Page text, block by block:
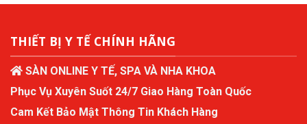
THIẾT BỊ Y TẾ CHÍNH HÃNG
SÀN ONLINE Y TẾ, SPA VÀ NHA KHOA
Phục Vụ Xuyên Suốt 24/7 Giao Hàng Toàn Quốc
Cam Kết Bảo Mật Thông Tin Khách Hàng